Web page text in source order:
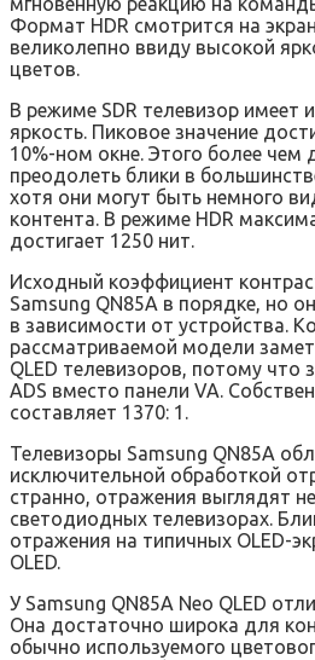
Формат HDR смотрится на
великолепно ввиду высокой
цветов.
В режиме SDR телевизор имеет
яркость. Пиковое значение
10%-ном окне. Этого более чем
преодолеть блики в
хотя они могут быть немного
контента. В режиме HDR
достигает 1250 нит.
Исходный коэффициент
Samsung QN85A в порядке, но
в зависимости от устройства.
рассматриваемой модели
QLED телевизоров, потому что
ADS вместо панели VA.
составляет 1370: 1.
Телевизоры Samsung QN85A
исключительной обработкой
странно, отражения выглядят
светодиодных телевизорах.
отражения на типичных OLED-
OLED.
У Samsung QN85A Neo QLED
Она достаточно широка для
обычно используемого